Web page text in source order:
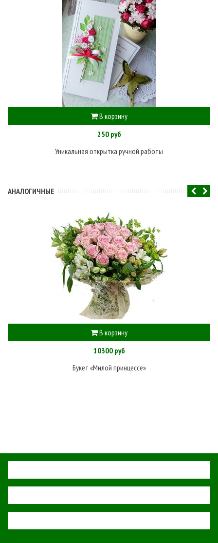
В корзину
250 руб
Уникальная открытка ручной работы
АНАЛОГИЧНЫЕ
В корзину
10300 руб
Букет «Милой принцессе»